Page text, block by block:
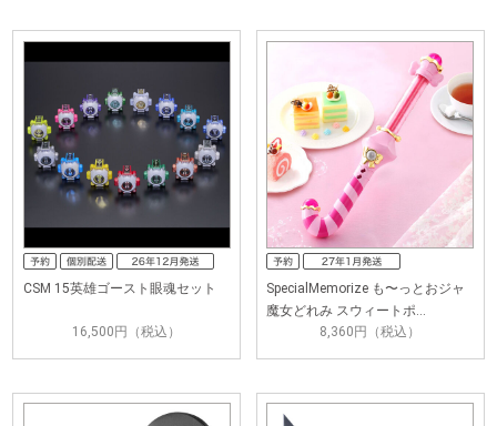
CSM 15英雄ゴースト眼魂セット
16,500円（税込）
SpecialMemorize も〜っとおジャ
魔女どれみ スウィートポ…
8,360円（税込）